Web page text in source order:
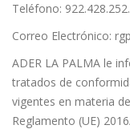
Teléfono: 922.428.252.
Correo Electrónico:
ADER LA PALMA le
tratados de
vigentes en materia
Reglamento (UE)